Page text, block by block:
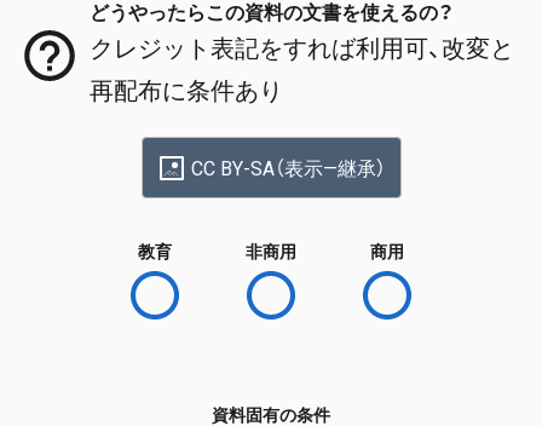
どうやったらこの資料の文書を使えるの？
クレジット表記をすれば利用可、改変と
再配布に条件あり
CC BY-SA（表示—継承）
教育 非商用 商用
資料固有の条件